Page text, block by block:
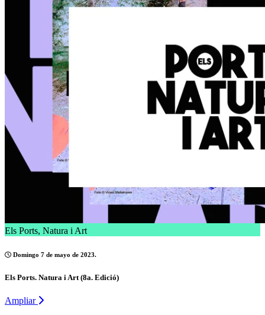
Els Ports, Natura i Art
Domingo 7 de mayo de 2023.
Els Ports. Natura i Art (8a. Edició)
Ampliar